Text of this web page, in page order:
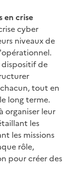
en crise
cyber
niveaux de
dispositif de
tout en
long terme.
organiser leur
les
les missions
rôle,
pour créer des